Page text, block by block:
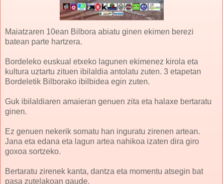
Maiatzaren 10ean Bilbora abiatu ginen ekimen berezi
batean parte hartzera.
Bordeleko euskual etxeko lagunen ekimenez kirola eta
kultura uztartu zituen ibilaldia antolatu zuten. 3 etapetan
Bordeletik Bilborako ibilbidea egin zuten.
Guk ibilaldiaren amaieran genuen zita eta halaxe bertaratu
ginen.
Ez genuen nekerik somatu han inguratu zirenen artean.
Jana eta edana eta lagun artea nahikoa izaten dira giro
goxoa sortzeko.
Bertaratu zirenek kanta, dantza eta momentu atsegin bat
pasa zutelakoan gaude.